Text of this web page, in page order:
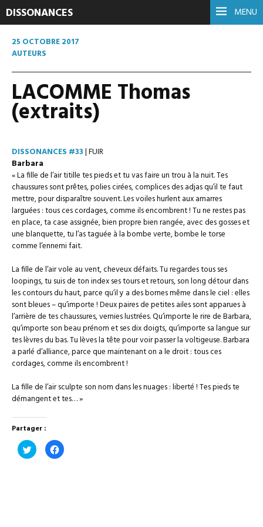
MENU
DISSONANCES
25 OCTOBRE 2017
AUTEURS
LACOMME Thomas
(extraits)
DISSONANCES #33| FUIR
Barbara
« La fille de l’air titille tes pieds et tu vas faire un trou à la nuit. Tes
chaussures sont prêtes, polies cirées, complices des adjas qu’il te faut
mettre, pour disparaître souvent. Les voiles hurlent aux amarres
larguées : tous ces cordages, comme ils encombrent ! Tu ne restes pas
en place, ta case assignée, bien propre bien rangée, avec des gosses et
une blanquette, tu l’as taguée à la bombe verte, bombe le torse
comme l’ennemi fait.
La fille de l’air vole au vent, cheveux défaits. Tu regardes tous ses
loopings, tu suis de ton index ses tours et retours, son long détour dans
les contours du haut, parce qu’il y a des bornes même dans le ciel : elles
sont bleues – qu’importe ! Deux paires de petites ailes sont apparues à
l’arrière de tes chaussures, vernies lustrées. Qu’importe le rire de Barbara,
qu’importe son beau prénom et ses dix doigts, qu’importe sa langue sur
tes lèvres du bas. Tu lèves la tête pour voir passer la voltigeuse. Barbara
a parlé d’alliance, parce que maintenant on a le droit : tous ces
cordages, comme ils encombrent !
La fille de l’air sculpte son nom dans les nuages : liberté ! Tes pieds te
démangent et tes… »
Partager :
Cliquez
pour
partager
Cliquez
pour